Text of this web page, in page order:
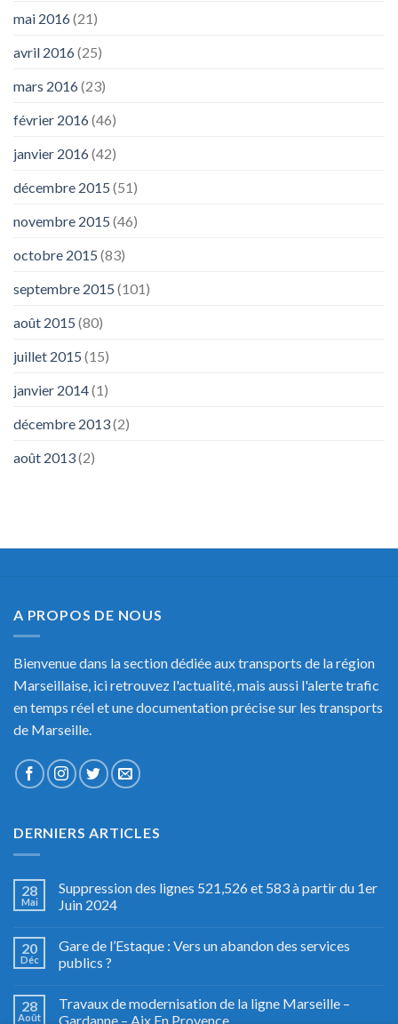
mai 2016(21)
avril 2016(25)
mars 2016(23)
février 2016(46)
janvier 2016(42)
décembre 2015 (51)
novembre 2015 (46)
octobre 2015 (83)
septembre 2015 (101)
août 2015 (80)
juillet 2015 (15)
janvier 2014(1)
décembre 2013(2)
août 2013(2)
A PROPOS DE NOUS
Bienvenue dans la section dédiée aux transports de la région
Marseillaise, ici retrouvez l'actualité, mais aussi l'alerte trafic
en temps réel et une documentation précise sur les transports
de Marseille.
DERNIERS ARTICLES
28
Mai
Suppression des lignes 521,526 et 583 à partir du 1er
Juin 2024
20
Déc
Gare de l’Estaque : Vers un abandon des services
publics ?
28
Août
Travaux de modernisation de la ligne Marseille –
Gardanne – Aix En Provence